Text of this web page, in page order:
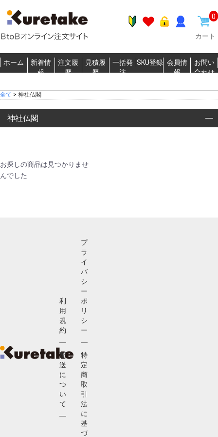
0
カート
ホーム
新着情
報
注文履
歴
見積履
歴
一括発
注
SKU登録 会員情
報
お問い
合わせ
全て > 神社仏閣
神社仏閣
お探しの商品は見つかりませ
んでした
利
用
規
約
配
送
に
つ
い
て
プ
ラ
イ
バ
シ
ー
ポ
リ
シ
ー
特
定
商
取
引
法
に
基
づ